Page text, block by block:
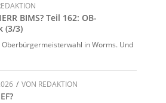
BIMS? Teil 162: OB-
(3/3)
in Worms. Und
/ VON REDAKTION